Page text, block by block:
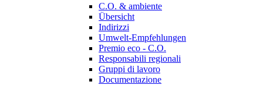
C.O. & ambiente
Übersicht
Indirizzi
Umwelt-Empfehlungen
Premio eco - C.O.
Responsabili regionali
Gruppi di lavoro
Documentazione